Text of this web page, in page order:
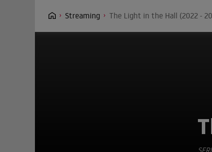
Streaming The Light in the Hall (2022 -